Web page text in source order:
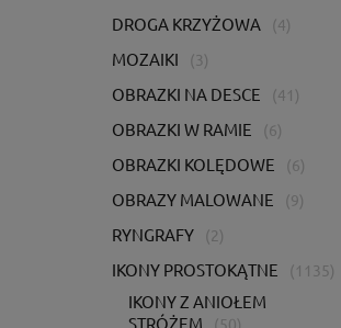
DROGA KRZYŻOWA (4)
MOZAIKI (3)
OBRAZKI NA DESCE (41)
OBRAZKI W RAMIE (6)
OBRAZKI KOLĘDOWE (6)
OBRAZY MALOWANE (9)
RYNGRAFY (2)
IKONY PROSTOKĄTNE (1135)
IKONY Z ANIOŁEM
STRÓŻEM
(50)